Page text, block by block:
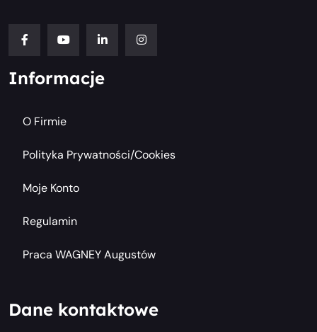
Informacje
O Firmie
Polityka Prywatności/cookies
Moje Konto
Regulamin
Praca WAGNEY Augustów
Dane kontaktowe